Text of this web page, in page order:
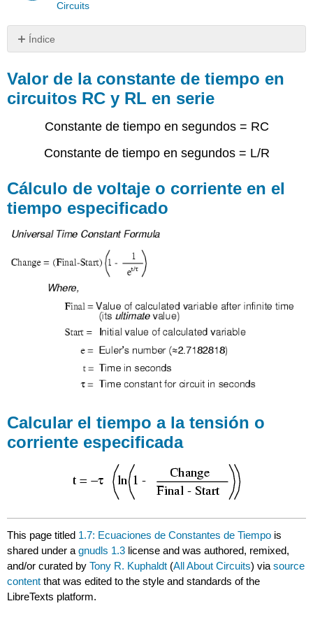
Circuits
Índice
de
la
constante
tiempo
circuitos
y
en
voltaje
especificado
la
tensión
especificada
Valor de la constante de tiempo en
circuitos RC y RL en serie
Constante de tiempo en segundos = RC
Constante de tiempo en segundos = L/R
Cálculo de voltaje o corriente en el
tiempo especificado
Calcular el tiempo a la tensión o
corriente especificada
This page titled 1.7: Ecuaciones de Constantes de Tiempo is
shared under agnudls 1.3 license and was authored, remixed,
and/or curated byTony R. Kuphaldt (All About Circuits) viasource
content that was edited to the style and standards of the
LibreTexts platform.